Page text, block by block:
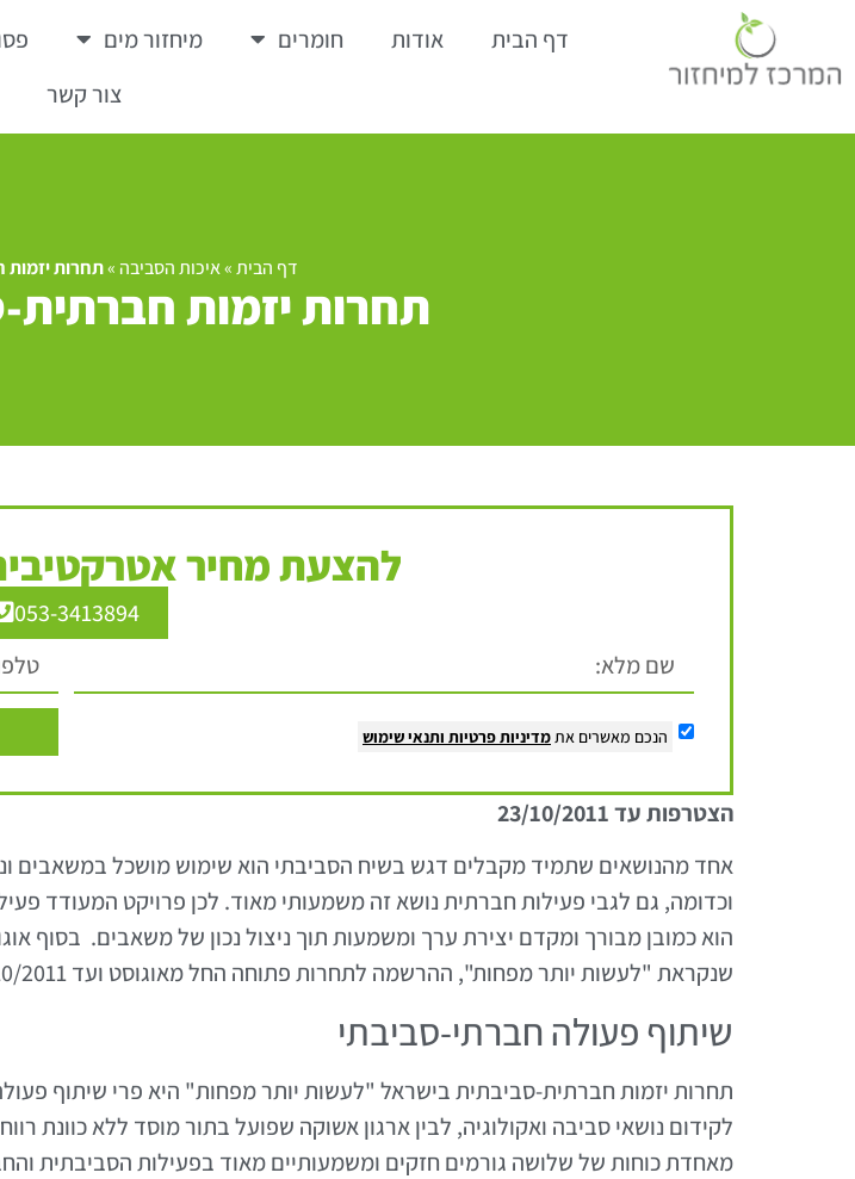
דף הבית אודות חומרים מיחזור מים
צור קשר
דף הבית»איכות הסביבה »תחרות
תחרות יזמות
להצעת מחיר
053-3413894
הנכם מאשרים אתמדיניות פרטיות ותנאי שימוש
הצטרפות עד 23/10/2011
אחד מהנושאים שתמיד מקבלים דגש בשיח הסביבתי הוא שימוש מושכל במשאבים
וכדומה, גם לגבי פעילות חברתית נושא זה משמעותי מאוד. לכן פרויקט המעודד
שנקראת "לעשות יותר מפחות", ההרשמה לתחרות פתוחה החל מאוגוסט ועד 23/10/2011.
שיתוף פעולה חברתי-סביבתי
תחרות יזמות חברתית-סביבתית בישראל "לעשות יותר מפחות" היא פרי שיתוף
לקידום נושאי סביבה ואקולוגיה, לבין ארגון אשוקה שפועל בתור מוסד ללא כוונת
מאחדת כוחות של שלושה גורמים חזקים ומשמעותיים מאוד בפעילות הסביבתית